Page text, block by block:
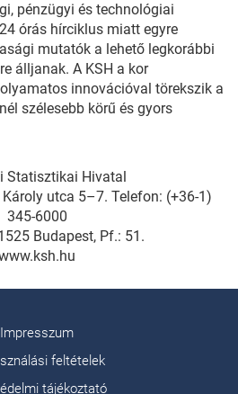
pénzügyi és technológiai
órás hírciklus miatt egyre
mutatók a lehető legkorábbi
álljanak. A KSH a kor
innovációval törekszik a
szélesebb körű és gyors
Statisztikai Hivatal
utca 5–7. Telefon: (+36-1)
345-6000
Budapest, Pf.: 51.
Impresszum
feltételek
tájékoztató